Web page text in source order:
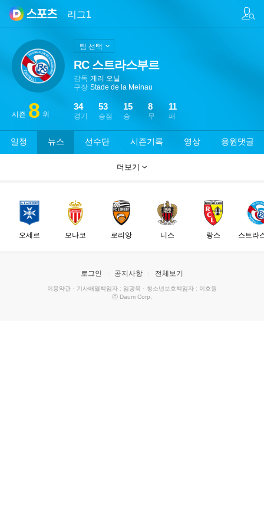
리그1
RC 스트라스부르
감독 게리 오닐
구장 Stade de la Meinau
시즌 8 위 경기
34
승점
53
승
15
무
8
패
11
팀 선택
일정 뉴스 선수단 시즌기록 영상 응원댓글
더보기
오세르 모나코 로리앙 니스 랑스 스트라
로그인 공지사항 전체보기
이용약관 · 기사배열책임자 : 임광욱 · 청소년보호책임자 : 이호원
ⓒ Daum Corp.